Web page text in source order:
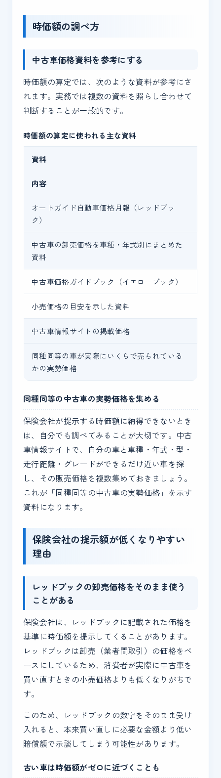
時価額の調べ方
中古車価格資料を参考にする
時価額の算定では、次のような資料が参考にさ
れます。実務では複数の資料を照らし合わせて
判断することが一般的です。
時価額の算定に使われる主な資料
資料
内容
オートガイド自動車価格月報（レッドブッ
ク）
中古車の卸売価格を車種・年式別にまとめた
資料
中古車価格ガイドブック（イエローブック）
小売価格の目安を示した資料
中古車情報サイトの掲載価格
同種同等の車が実際にいくらで売られている
かの実勢価格
同種同等の中古車の実勢価格を集める
保険会社が提示する時価額に納得できないとき
は、自分でも調べてみることが大切です。中古
車情報サイトで、自分の車と車種・年式・型・
走行距離・グレードができるだけ近い車を探
し、その販売価格を複数集めておきましょう。
これが「同種同等の中古車の実勢価格」を示す
資料になります。
保険会社の提示額が低くなりやすい
理由
レッドブックの卸売価格をそのまま使う
ことがある
保険会社は、レッドブックに記載された価格を
基準に時価額を提示してくることがあります。
レッドブックは卸売（業者間取引）の価格をベ
ースにしているため、消費者が実際に中古車を
買い直すときの小売価格よりも低くなりがちで
す。
このため、レッドブックの数字をそのまま受け
入れると、本来買い直しに必要な金額より低い
賠償額で示談してしまう可能性があります。
古い車は時価額がゼロに近づくことも